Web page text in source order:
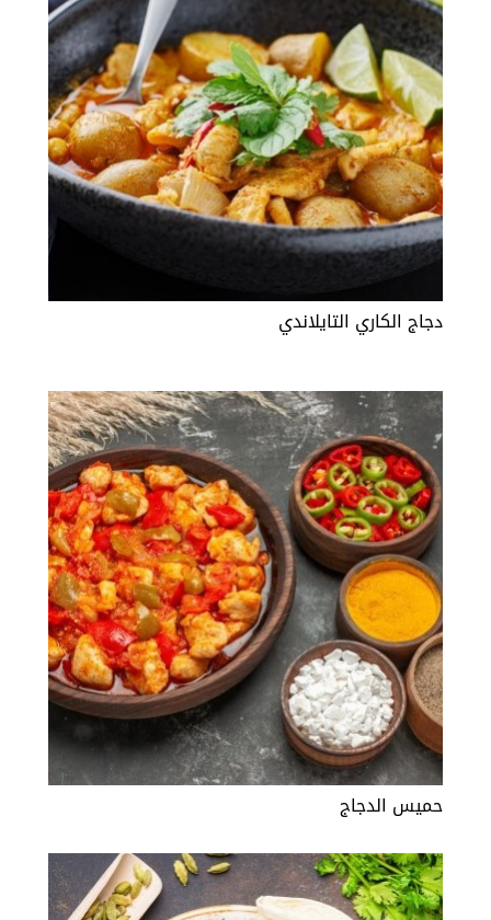
دجاج الكاري التايلاندي
حميس الدجاج